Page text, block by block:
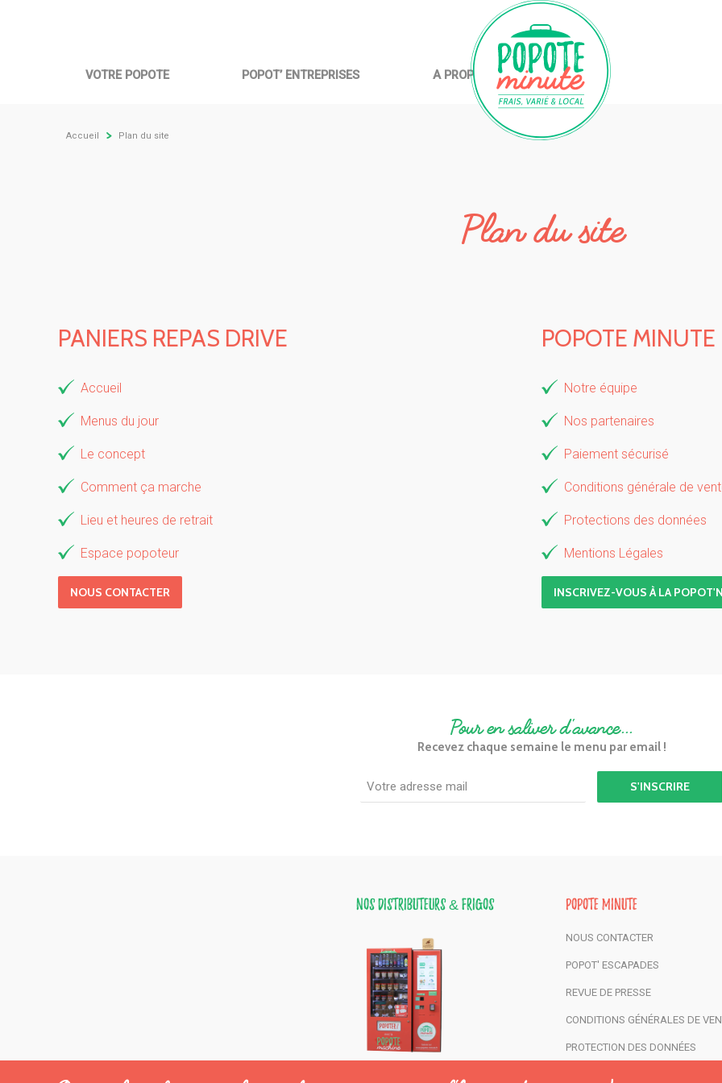
principale
VOTRE POPOTE POPOT’ ENTREPRISES A PROPOS DE POPOT'
Fil
Accueil Plan du site
Plan du site
PANIERS REPAS DRIVE
Accueil
Menus du jour
Le concept
Comment ça marche
Lieu et heures de retrait
Espace popoteur
NOUS CONTACTER
POPOTE MINUTE
Notre équipe
Nos partenaires
Paiement sécurisé
Conditions générale de
Protections des données
Mentions Légales
INSCRIVEZ-VOUS À LA
Pour en saliver d'avance...
Recevez chaque semaine le menu par email !
Votre adresse email :
Nos distributeurs & frigos Popote Minute
NOUS CONTACTER
POPOT' ESCAPADES
REVUE DE PRESSE
CONDITIONS GÉNÉRALES DE
PROTECTION DES DONNÉES